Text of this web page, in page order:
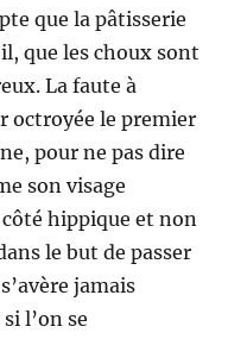
que la pâtisserie
que les choux sont
La faute à
octroyée le premier
pour ne pas dire
son visage
hippique et non
le but de passer
jamais
l’on se